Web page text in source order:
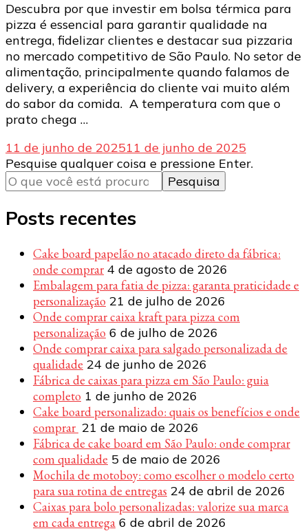
Descubra por que investir em bolsa térmica para
pizza é essencial para garantir qualidade na
entrega, fidelizar clientes e destacar sua pizzaria
no mercado competitivo de São Paulo. No setor de
alimentação, principalmente quando falamos de
delivery, a experiência do cliente vai muito além
do sabor da comida. A temperatura com que o
prato chega …
11 de junho de 202511 de junho de 2025
Procurando
algo?
Pesquise qualquer coisa e pressione Enter.
Posts recentes
Cake board papelão no atacado direto da fábrica:
onde comprar 4 de agosto de 2026
Embalagem para fatia de pizza: garanta praticidade e
personalização 21 de julho de 2026
Onde comprar caixa kraft para pizza com
personalização 6 de julho de 2026
Onde comprar caixa para salgado personalizada de
qualidade 24 de junho de 2026
Fábrica de caixas para pizza em São Paulo: guia
completo 1 de junho de 2026
Cake board personalizado: quais os benefícios e onde
comprar 21 de maio de 2026
Fábrica de cake board em São Paulo: onde comprar
com qualidade 5 de maio de 2026
Mochila de motoboy: como escolher o modelo certo
para sua rotina de entregas 24 de abril de 2026
Caixas para bolo personalizadas: valorize sua marca
em cada entrega 6 de abril de 2026